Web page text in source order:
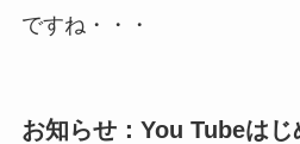
ですね・・・
お知らせ：You Tubeはじ